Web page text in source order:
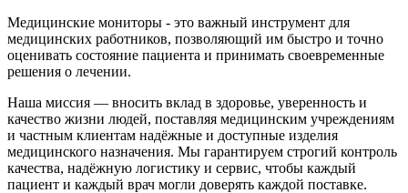
Медицинские мониторы - это важный инструмент для
медицинских работников, позволяющий им быстро и точно
оценивать состояние пациента и принимать своевременные
решения о лечении.
Наша миссия — вносить вклад в здоровье, уверенность и
качество жизни людей, поставляя медицинским учреждениям
и частным клиентам надёжные и доступные изделия
медицинского назначения. Мы гарантируем строгий контроль
качества, надёжную логистику и сервис, чтобы каждый
пациент и каждый врач могли доверять каждой поставке.